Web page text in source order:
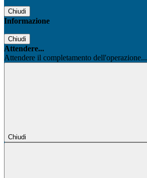
Chiudi
Informazione
Chiudi
Attendere...
Attendere il completamento dell'operazione...
Chiudi